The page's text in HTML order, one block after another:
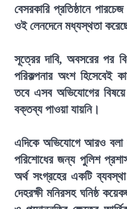
বেসরকারি প্রতিষ্ঠানে
ওই লেনদেনে মধ্যস্থতা
সূত্রের দাবি, অবসরের পর
পরিকল্পনার অংশ হিসেবেই
তবে এসব অভিযোগের
বক্তব্য পাওয়া যায়নি।
এদিকে অভিযোগে আরও বলা
পরিশোধের জন্য পুলিশ
অর্থ সংগ্রহের একটি
দেহরক্ষী মনিরসহ ঘনিষ্ঠ